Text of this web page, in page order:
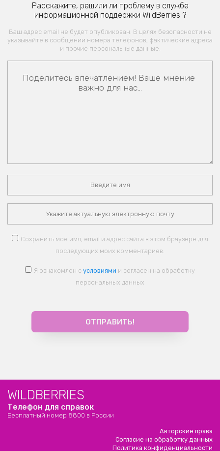
Расскажите, решили ли проблему в службе
информационной поддержки WildBerries ?
Ваш адрес email не будет опубликован. В целях безопасности не
указывайте в сообщении номера телефонов, фактические адреса
и прочие персональные данные.
Сохранить моё имя, email и адрес сайта в этом браузере для
последующих моих комментариев.
Я ознакомлен с условиями и согласен на обработку
персональных данных
WILDBERRIES
Телефон для справок
Бесплатный номер 8800 в России
Авторские права
Согласие на обработку данных
Политика конфиденциальности